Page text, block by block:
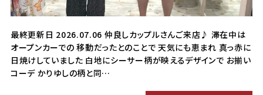
最終更新日 2026.07.06 仲良しカップルさんご来店♪ 滞在中は
オープンカーでの 移動だったとのことで 天気にも恵まれ 真っ赤に
日焼けしていました 白地にシーサー柄が映えるデザインで お揃い
コーデ かりゆしの柄と同…